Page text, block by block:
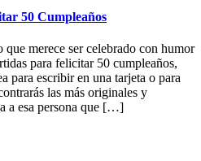
50 Cumpleaños
merece ser celebrado con humor
para felicitar 50 cumpleaños,
para escribir en una tarjeta o para
las más originales y
a esa persona que […]